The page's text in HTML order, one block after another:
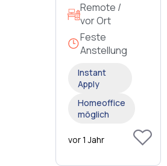
Remote /
vor Ort
Feste
Anstellung
Instant
Apply
Homeoffice
möglich
vor 1 Jahr